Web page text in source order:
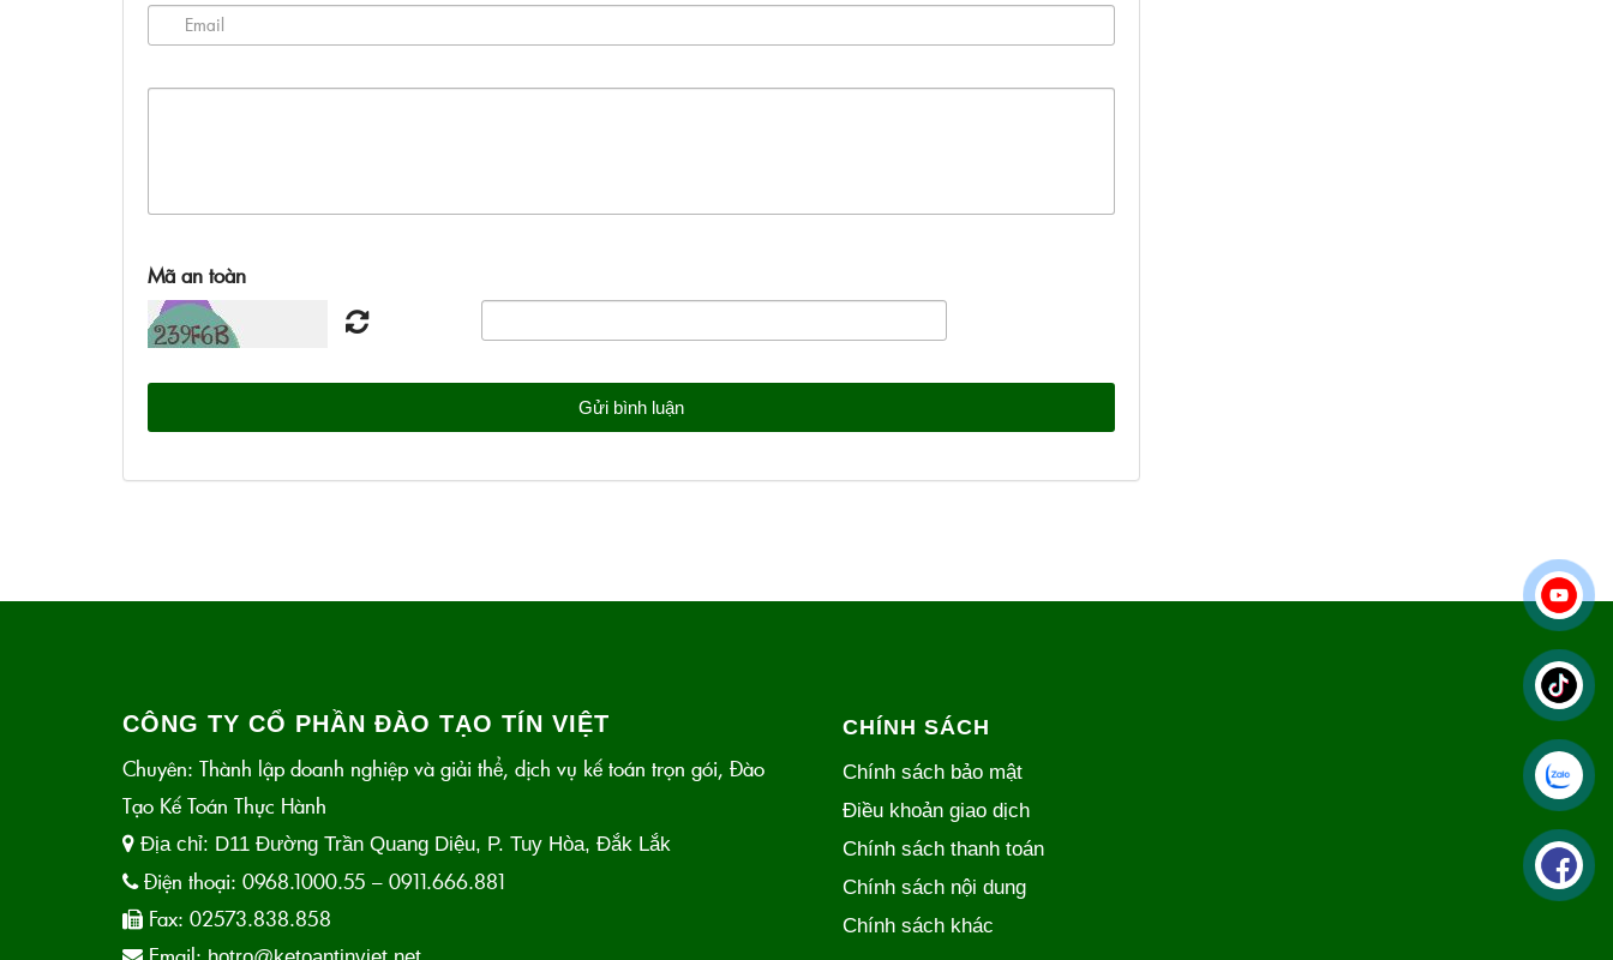
Mã an toàn
CÔNG TY CỔ PHẦN ĐÀO TẠO TÍN VIỆT
Chuyên: Thành lập doanh nghiệp và giải thể, dịch vụ kế toán trọn gói, Đào
Tạo Kế Toán Thực Hành
Địa chỉ: D11 Đường Trần Quang Diệu, P. Tuy Hòa, Đắk Lắk
Điện thoại: 0968.1000.55 – 0911.666.881
Fax: 02573.838.858
CHÍNH SÁCH
Chính sách bảo mật
Điều khoản giao dịch
Chính sách thanh toán
Chính sách nội dung
Chính sách khác